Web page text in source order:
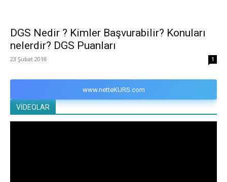
DGS Nedir ? Kimler Başvurabilir? Konuları
nelerdir? DGS Puanları
23 Şubat 2018 1
www.netteKURS.com
VİDEOLAR